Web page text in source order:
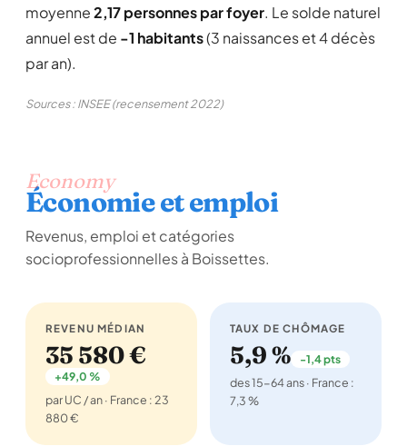
moyenne2,17 personnes par foyer. Le solde naturel
annuel est de -1 habitants(3 naissances et 4 décès
par an).
Sources : INSEE (recensement 2022)
Economy
Économie et emploi
Revenus, emploi et catégories
socioprofessionnelles à Boissettes.
REVENU MÉDIAN
35 580 €
+49,0 %
par UC / an · France : 23
880 €
TAUX DE CHÔMAGE
5,9 % -1,4 pts
des 15-64 ans · France :
7,3 %